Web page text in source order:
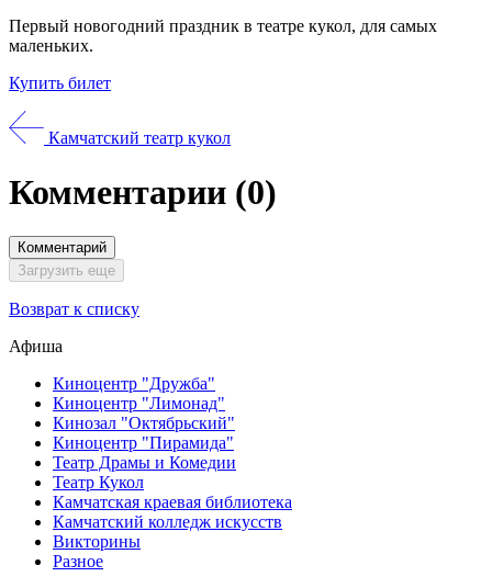
Первый новогодний праздник в театре кукол, для самых
маленьких.
Купить билет
Камчатский театр кукол
Комментарии (0)
Комментарий
Загрузить еще
Возврат к списку
Афиша
Киноцентр "Дружба"
Киноцентр "Лимонад"
Кинозал "Октябрьский"
Киноцентр "Пирамида"
Театр Драмы и Комедии
Театр Кукол
Камчатская краевая библиотека
Камчатский колледж искусств
Викторины
Разное